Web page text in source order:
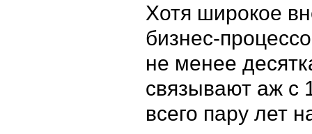
Хотя широкое
бизнес-
не менее
связывают аж с
всего пару лет